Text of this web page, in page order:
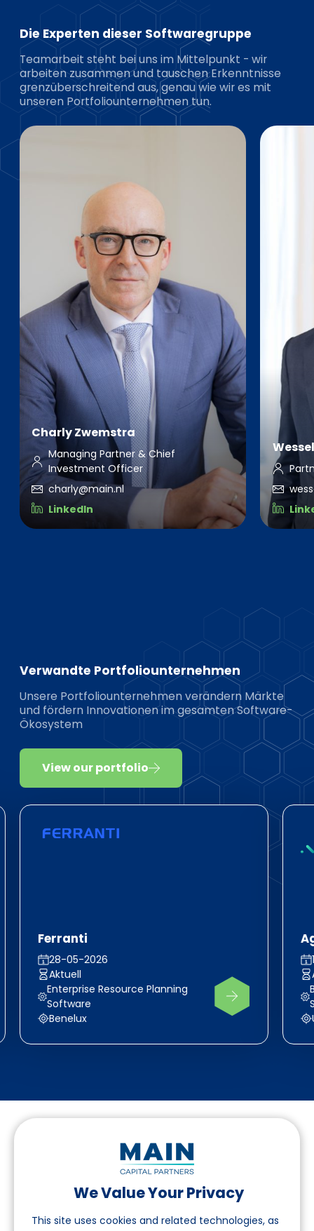
We Value Your Privacy
This site uses cookies and related technologies, as
Die Experten dieser Softwaregruppe
Teamarbeit steht bei uns im Mittelpunkt - wir
arbeiten zusammen und tauschen Erkenntnisse
grenzüberschreitend aus, genau wie wir es mit
unseren Portfoliounternehmen tun.
Charly Zwemstra
Managing Partner & Chief
Investment Officer
charly@main.nl
LinkedIn
Verwandte Portfoliounternehmen
Unsere Portfoliounternehmen verändern Märkte
und fördern Innovationen im gesamten Software-
Ökosystem
View our portfolio
Ferranti
28-05-2026
Aktuell
Enterprise Resource Planning
Software
Benelux
Folgen Sie uns auf LinkedIn